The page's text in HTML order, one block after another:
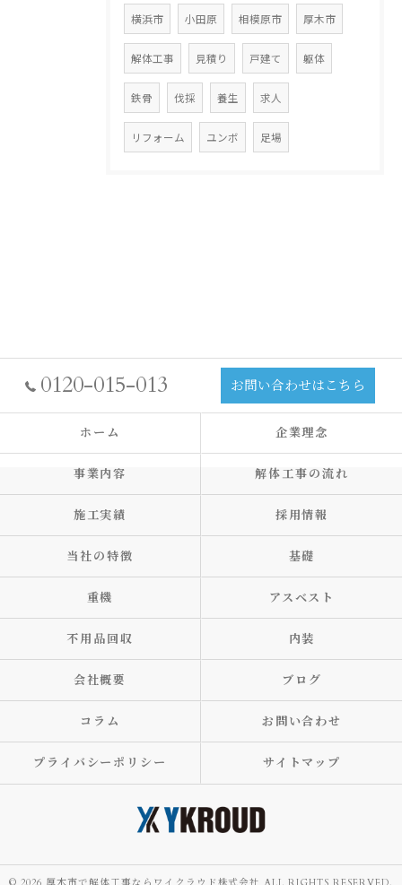
横浜市 小田原 相模原市 厚木市
解体工事 見積り 戸建て 躯体
鉄骨 伐採 養生 求人
リフォーム ユンボ 足場
0120-015-013 お問い合わせはこちら
ホーム 企業理念
事業内容 解体工事の流れ
施工実績 採用情報
当社の特徴 基礎
重機 アスベスト
不用品回収 内装
会社概要 ブログ
コラム お問い合わせ
プライバシーポリシー サイトマップ